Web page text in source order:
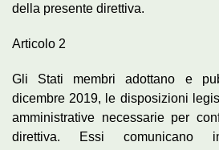
della presente direttiva.
Articolo 2
Gli Stati membri adottano e
dicembre 2019, le disposizioni
amministrative necessarie per
direttiva. Essi comunicano